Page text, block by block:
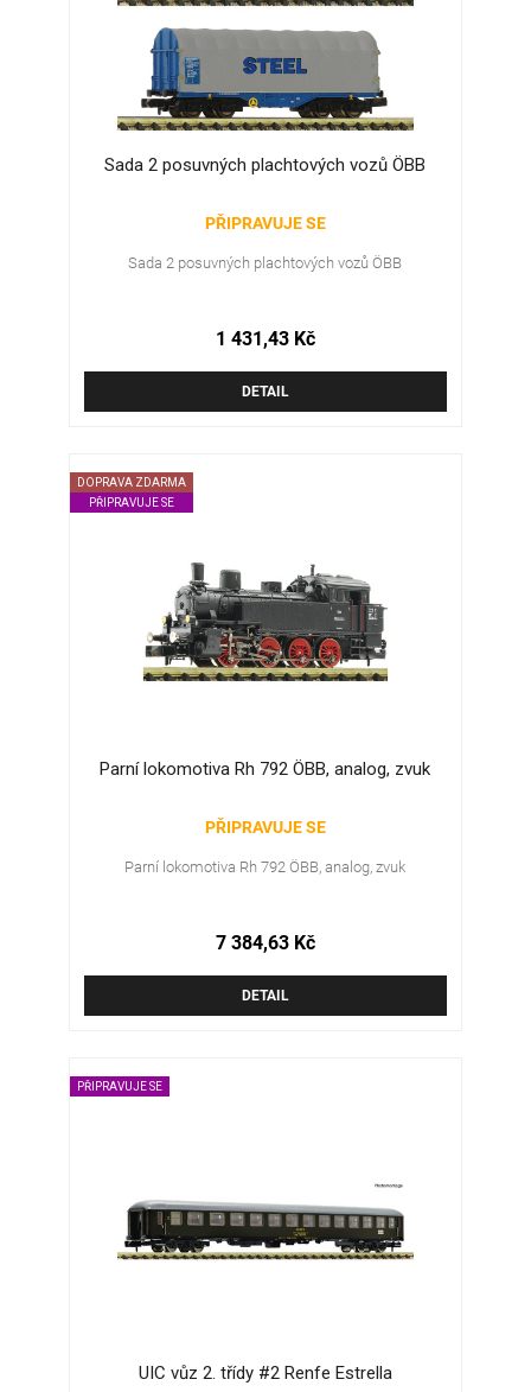
Sada 2 posuvných plachtových vozů ÖBB
PŘIPRAVUJE SE
Sada 2 posuvných plachtových vozů ÖBB
1 431,43 Kč
DETAIL
DOPRAVA ZDARMA
PŘIPRAVUJE SE
Parní lokomotiva Rh 792 ÖBB, analog, zvuk
PŘIPRAVUJE SE
Parní lokomotiva Rh 792 ÖBB, analog, zvuk
7 384,63 Kč
DETAIL
PŘIPRAVUJE SE
UIC vůz 2. třídy #2 Renfe Estrella